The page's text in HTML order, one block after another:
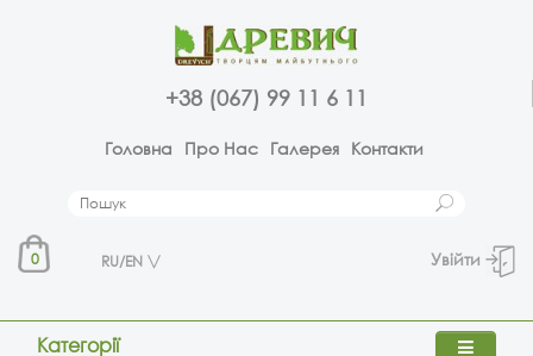
+38 (067) 99 11 6 11
Головна Про Нас Галерея Контакти
0 RU/EN Увійти
Категорії